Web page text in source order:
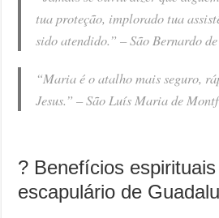
tua proteção, implorado tua
sido atendido.” –São Bernardo
“Maria é o atalho mais seguro,
Jesus.” –São Luís Maria de
? Benefícios
escapulário de